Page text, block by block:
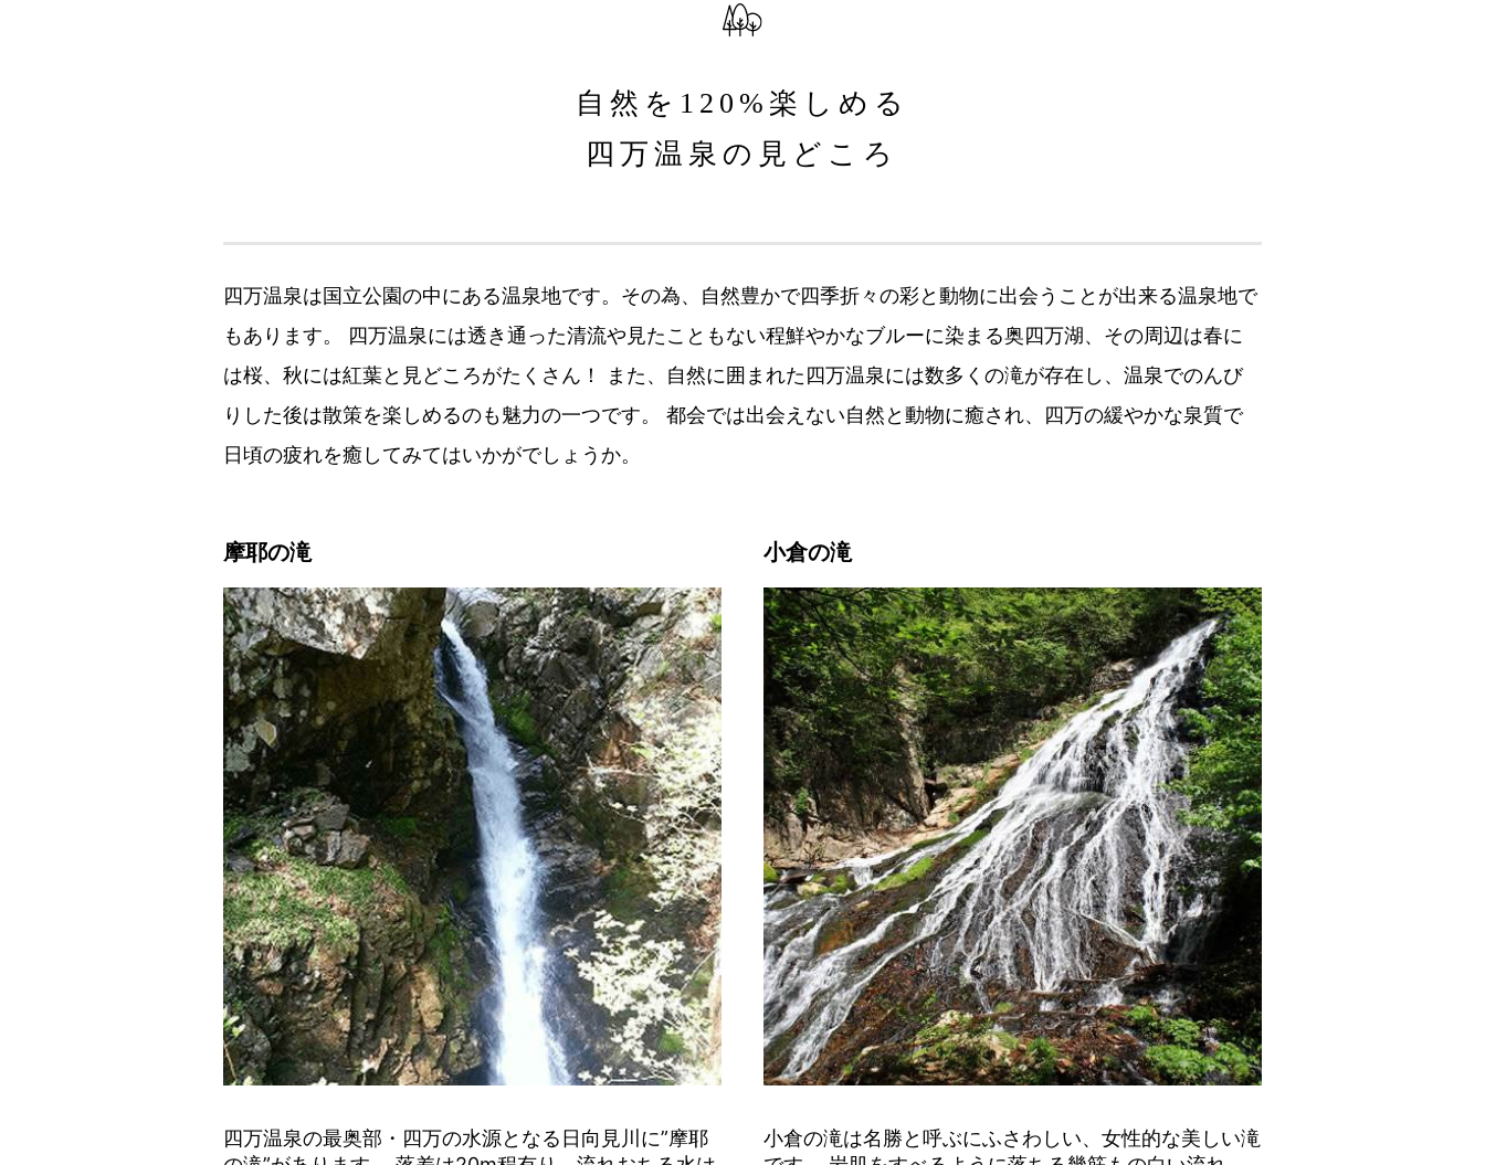
自然を120%楽しめる
四万温泉の見どころ
四万温泉は国立公園の中にある温泉地です。その為、自然豊かで四季折々の彩と動物に出会うことが出来る温泉地で
もあります。 四万温泉には透き通った清流や見たこともない程鮮やかなブルーに染まる奥四万湖、その周辺は春に
は桜、秋には紅葉と見どころがたくさん！ また、自然に囲まれた四万温泉には数多くの滝が存在し、温泉でのんび
りした後は散策を楽しめるのも魅力の一つです。 都会では出会えない自然と動物に癒され、四万の緩やかな泉質で
日頃の疲れを癒してみてはいかがでしょうか。
摩耶の滝
四万温泉の最奥部・四万の水源となる日向見川に”摩耶
小倉の滝
小倉の滝は名勝と呼ぶにふさわしい、女性的な美しい滝